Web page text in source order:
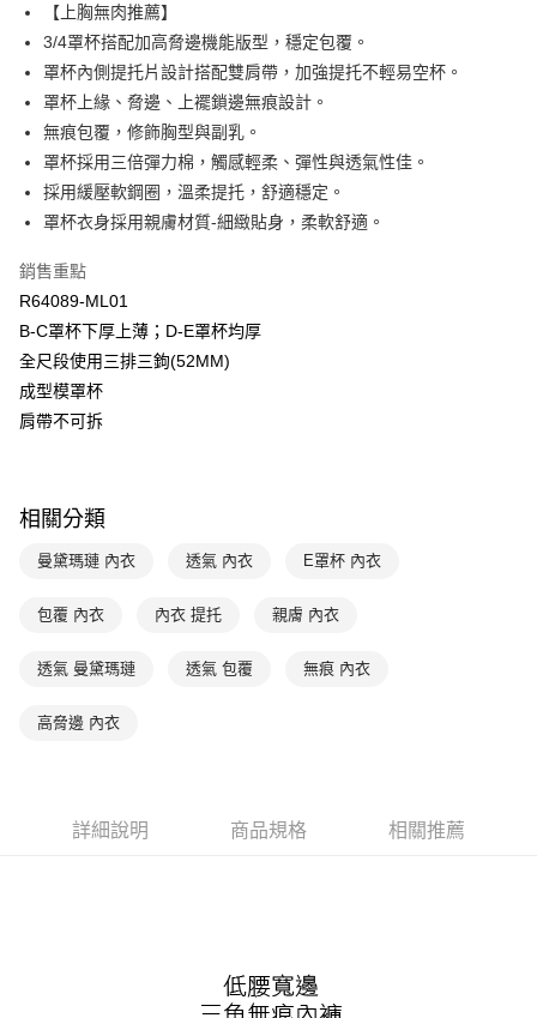
國泰世華商業銀行
臺灣中小企業銀行
台中商業銀行
匯豐（台灣）商業銀行
華泰商業銀行
聯邦商業銀行
遠東國際商業銀行
元大商業銀行
永豐商業銀行
玉山商業銀行
台新國際商業銀行
中國信託商業銀行
台灣樂天信用卡公司
Apple Pay
悠遊付
AFTEE先享後付
相關說明
【關於「AFTEE先享後付」】
便利好安心！
１．簡單：不需註冊會員、不需綁卡、不需儲值。
２．便利：只要手機號碼，簡訊認證，即可結帳。
３．安心：先確認商品／服務後，再付款。
【「AFTEE先享後付」結帳流程】
１．於結帳方式選擇「AFTEE先享後付」後，將跳轉至「AFTEE先享後付」
結帳頁面，進行簡訊認證並確認金額後，即可完成結帳。
購買商品的店家。未經商家同意取消之訂單仍視為有效，需透過AFTEE先享
※ 交易是否成功請以「AFTEE先享後付 」之結帳頁面顯示為準，若有關於
客戶支援中心」
https://netprotections.freshdesk.com/support/home
１．透過由恩沛科技股份有限公司提供之「AFTEE先享後付」服務完成之交
權轉讓予恩沛科技股份有限公司。
運送方式
全家取貨付款-以PackAge+配客嘉循環箱包裝寄出
每筆NT$90，滿NT$1,000(含以上)免運費
付款後全家取貨-以PackAge+配客嘉循環箱包裝寄出
每筆NT$90，滿NT$1,000(含以上)免運費
付款後萊爾富取貨
每筆NT$90，滿NT$1,000(含以上)免運費
付款後7-11取貨
每筆NT$90，滿NT$1,000(含以上)免運費
件資料，逾期未確認訂單將自動取消)
【上胸無肉推薦】
3/4罩杯搭配加高脅邊機能版型，穩定包覆。
罩杯內側提托片設計搭配雙肩帶，加強提托不輕易空杯。
罩杯上緣、脅邊、上襬鎖邊無痕設計。
無痕包覆，修飾胸型與副乳。
罩杯採用三倍彈力棉，觸感輕柔、彈性與透氣性佳。
採用緩壓軟鋼圈，溫柔提托，舒適穩定。
罩杯衣身採用親膚材質-細緻貼身，柔軟舒適。
銷售重點
R64089-ML01
B-C罩杯下厚上薄；D-E罩杯均厚
全尺段使用三排三鉤(52MM)
成型模罩杯
肩帶不可拆
相關分類
曼黛瑪璉 內衣 透氣 內衣 E罩杯 內衣
包覆 內衣 內衣 提托 親膚 內衣
透氣 曼黛瑪璉 透氣 包覆 無痕 內衣
高脅邊 內衣
詳細說明 商品規格 相關推薦